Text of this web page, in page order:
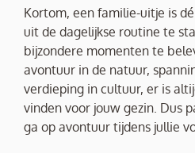
Kortom, een familie-uitje is
uit de dagelijkse routine te
bijzondere momenten te
avontuur in de natuur,
verdieping in cultuur, er is
vinden voor jouw gezin. Dus
ga op avontuur tijdens jullie